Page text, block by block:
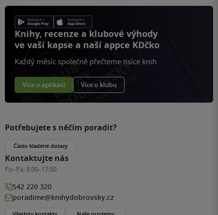
Knihy, recenze a klubové výhody
ve vaší kapse a naší appce KDčko
Každý měsíc společně přečteme tisíce knih
Více o aplikaci Více o klubu
Potřebujete s něčím poradit?
Často kladené dotazy
Kontaktujte nás
Po–Pá: 8:00–17:00
542 220 320
poradime@knihydobrovsky.cz